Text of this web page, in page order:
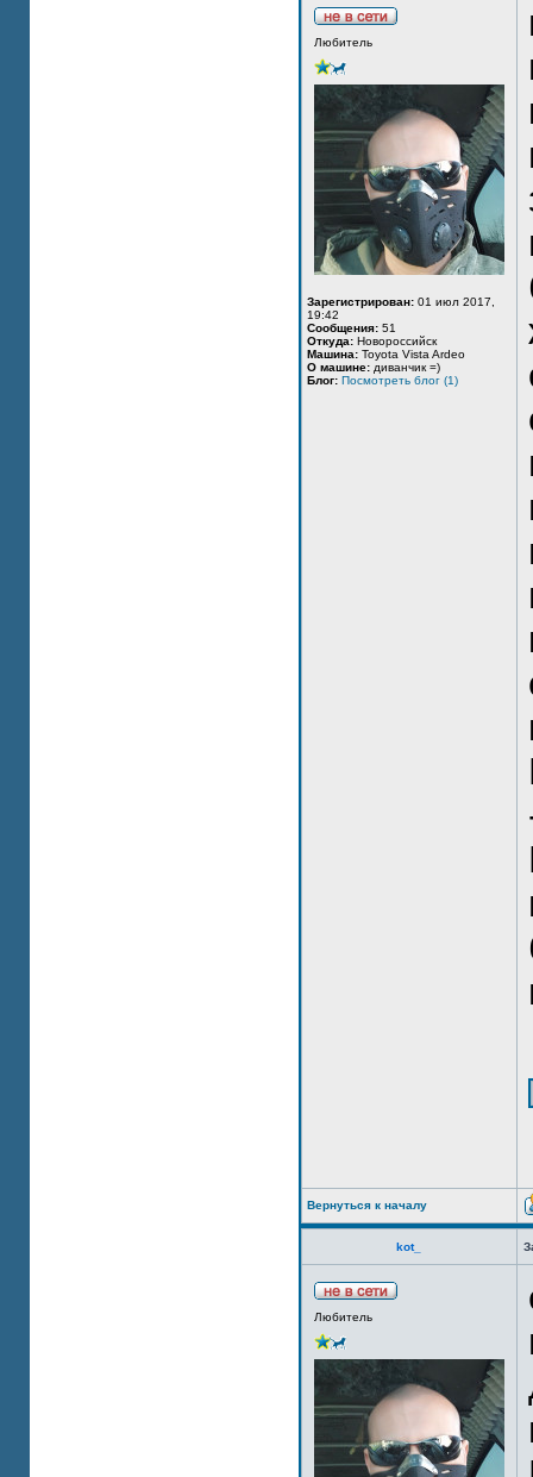
Любитель
Зарегистрирован: 01 июл 2017,
19:42
Сообщения: 51
Откуда: Новороссийск
Машина: Toyota Vista Ardeo
О машине: диванчик =)
Блог: Посмотреть блог (1)
Вернуться к началу
kot_
Любитель